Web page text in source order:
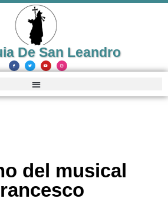
De San Leandro
del musical